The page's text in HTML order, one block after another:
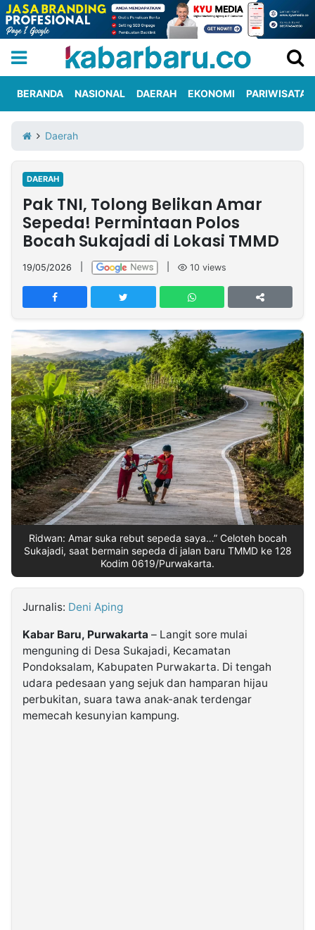
Iklan
Berita
Kami
Nasional
International
Olahraga
Entertainment
Daerah
Pariwisata
Kuliner
Kolom
Network
PT
TREETAN
INDONESIA
Partner
Insight
NTB
Suara
Time
Lens
IDN
Daily
Jogja
Jalan
Rakyat
Idealita
News
Kita
Notice
Dinamikapost.com
Radar
Baru
Seedbacklink
Follow
Kabarbaru
Kabarbaru.co
BERANDA NASIONAL DAERAH EKONOMI PARIWISATA
Daerah
DAERAH
Pak TNI, Tolong Belikan Amar
Sepeda! Permintaan Polos
Bocah Sukajadi di Lokasi TMMD
19/05/2026 10 views
Ridwan: Amar suka rebut sepeda saya…” Celoteh bocah
Sukajadi, saat bermain sepeda di jalan baru TMMD ke 128
Kodim 0619/Purwakarta.
Jurnalis: Deni Aping
Kabar Baru, Purwakarta – Langit sore mulai
menguning di Desa Sukajadi, Kecamatan
Pondoksalam, Kabupaten Purwakarta. Di tengah
udara pedesaan yang sejuk dan hamparan hijau
perbukitan, suara tawa anak-anak terdengar
memecah kesunyian kampung.